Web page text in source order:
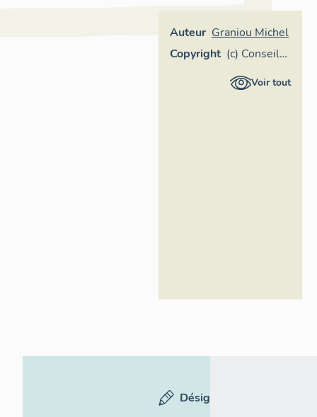
Auteur Graniou Michel
Copyright (c) Conseil
général des
Voir tout
Désignation